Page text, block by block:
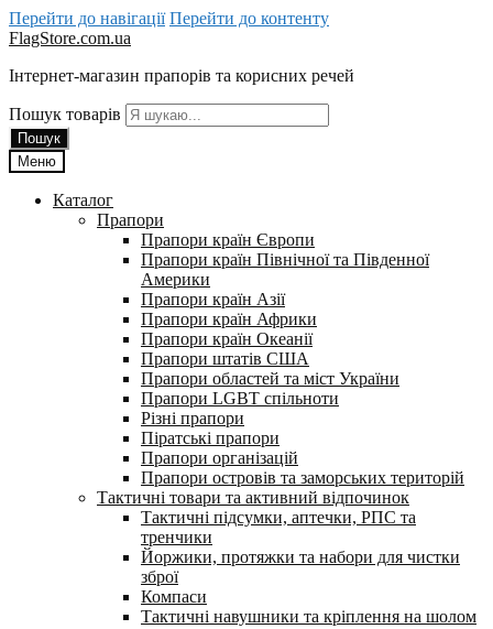
Перейти до навігації Перейти до контенту
FlagStore.com.ua
Інтернет-магазин прапорів та корисних речей
Пошук товарів
Пошук
Меню
Каталог
Прапори
Прапори країн Європи
Прапори країн Північної та Південної
Америки
Прапори країн Азії
Прапори країн Африки
Прапори країн Океанії
Прапори штатів США
Прапори областей та міст України
Прапори LGBT спільноти
Різні прапори
Піратські прапори
Прапори організацій
Прапори островів та заморських територій
Тактичні товари та активний відпочинок
Тактичні підсумки, аптечки, РПС та
тренчики
Йоржики, протяжки та набори для чистки
зброї
Компаси
Тактичні навушники та кріплення на шолом